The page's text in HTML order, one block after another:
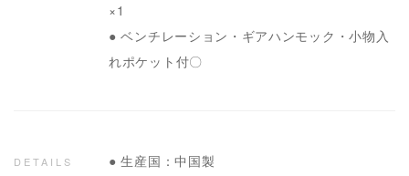
×1
● ベンチレーション・ギアハンモック・小物入
れポケット付〇
DETAILS
● 生産国：中国製